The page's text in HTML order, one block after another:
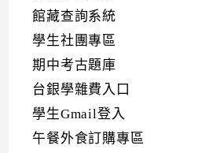
館藏查詢系統
學生社團專區
期中考古題庫
台銀學雜費入口
學生Gmail登入
午餐外食訂購專區